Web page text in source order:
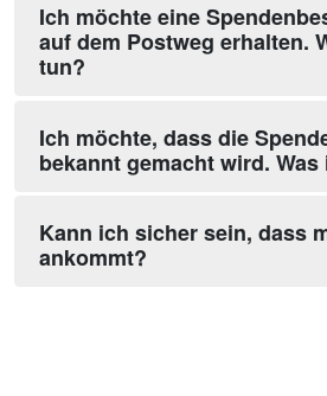
Ich möchte eine
auf dem Postweg erhalten.
tun?
Ich möchte, dass die
bekannt gemacht wird.
Kann ich sicher sein, dass
ankommt?